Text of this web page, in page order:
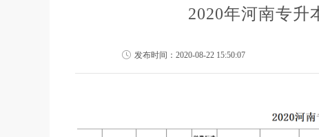
2020年河南专升
发布时间：2020-08-22 15:50:07